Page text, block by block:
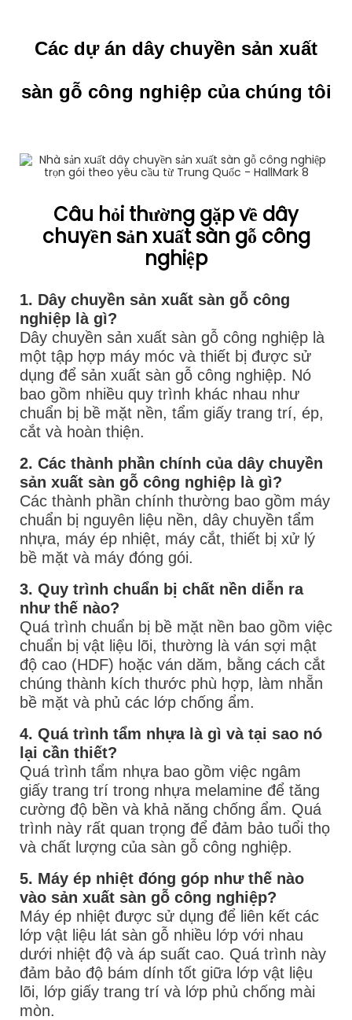
Các dự án dây chuyền sản xuất
sàn gỗ công nghiệp của chúng tôi
Câu hỏi thường gặp về dây
chuyền sản xuất sàn gỗ công
nghiệp
1. Dây chuyền sản xuất sàn gỗ công
nghiệp là gì?
Dây chuyền sản xuất sàn gỗ công nghiệp là
một tập hợp máy móc và thiết bị được sử
dụng để sản xuất sàn gỗ công nghiệp. Nó
bao gồm nhiều quy trình khác nhau như
chuẩn bị bề mặt nền, tẩm giấy trang trí, ép,
cắt và hoàn thiện.
2. Các thành phần chính của dây chuyền
sản xuất sàn gỗ công nghiệp là gì?
Các thành phần chính thường bao gồm máy
chuẩn bị nguyên liệu nền, dây chuyền tẩm
nhựa, máy ép nhiệt, máy cắt, thiết bị xử lý
bề mặt và máy đóng gói.
3. Quy trình chuẩn bị chất nền diễn ra
như thế nào?
Quá trình chuẩn bị bề mặt nền bao gồm việc
chuẩn bị vật liệu lõi, thường là ván sợi mật
độ cao (HDF) hoặc ván dăm, bằng cách cắt
chúng thành kích thước phù hợp, làm nhẵn
bề mặt và phủ các lớp chống ẩm.
4. Quá trình tẩm nhựa là gì và tại sao nó
lại cần thiết?
Quá trình tẩm nhựa bao gồm việc ngâm
giấy trang trí trong nhựa melamine để tăng
cường độ bền và khả năng chống ẩm. Quá
trình này rất quan trọng để đảm bảo tuổi thọ
và chất lượng của sàn gỗ công nghiệp.
5. Máy ép nhiệt đóng góp như thế nào
vào sản xuất sàn gỗ công nghiệp?
Máy ép nhiệt được sử dụng để liên kết các
lớp vật liệu lát sàn gỗ nhiều lớp với nhau
dưới nhiệt độ và áp suất cao. Quá trình này
đảm bảo độ bám dính tốt giữa lớp vật liệu
lõi, lớp giấy trang trí và lớp phủ chống mài
mòn.